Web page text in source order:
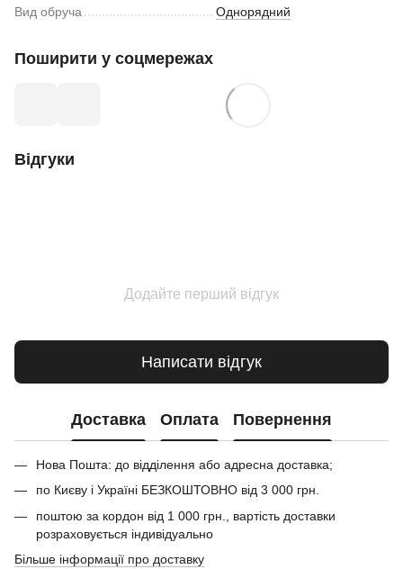
Вид обруча Однорядний
Поширити у соцмережах
Відгуки
Додайте перший відгук
Написати відгук
Доставка Оплата Повернення
Нова Пошта: до відділення або адресна доставка;
по Києву і Україні БЕЗКОШТОВНО від 3 000 грн.
поштою за кордон від 1 000 грн., вартість доставки
розраховується індивідуально
Більше інформації про доставку